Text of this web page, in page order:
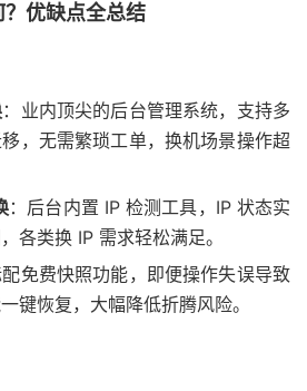
优缺点全总结
：业内顶尖的后台管理系统，支持多
，无需繁琐工单，换机场景操作超
：后台内置 IP 检测工具，IP 状态实
各类换 IP 需求轻松满足。
免费快照功能，即便操作失误导致
键恢复，大幅降低折腾风险。